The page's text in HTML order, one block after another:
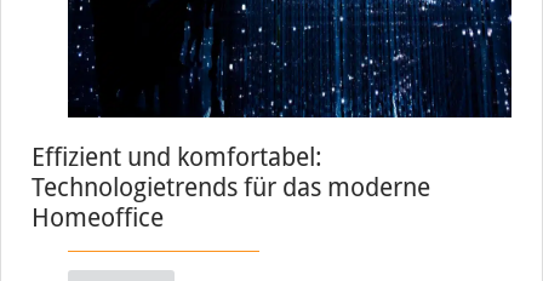
Effizient und komfortabel:
Technologietrends für das moderne
Homeoffice